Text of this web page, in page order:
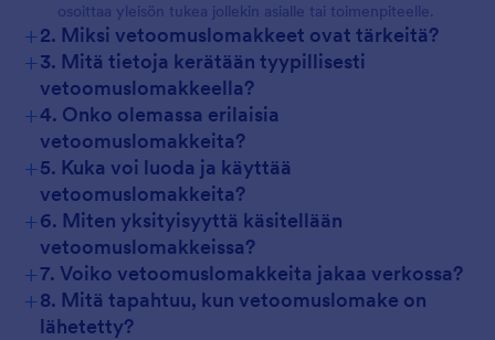
osoittaa yleisön tukea jollekin asialle tai toimenpiteelle.
+2. Miksi vetoomuslomakkeet ovat tärkeitä?
+3. Mitä tietoja kerätään tyypillisesti
vetoomuslomakkeella?
+4. Onko olemassa erilaisia
vetoomuslomakkeita?
+5. Kuka voi luoda ja käyttää
vetoomuslomakkeita?
+6. Miten yksityisyyttä käsitellään
vetoomuslomakkeissa?
+7. Voiko vetoomuslomakkeita jakaa verkossa?
+8. Mitä tapahtuu, kun vetoomuslomake on
lähetetty?